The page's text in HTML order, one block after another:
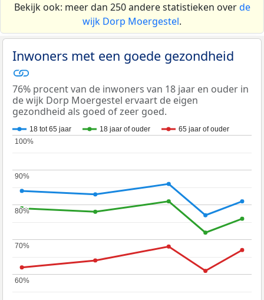
Bekijk ook: meer dan 250 andere statistieken overde
wijk Dorp Moergestel.
Inwoners met een goede gezondheid
76% procent van de inwoners van 18 jaar en ouder in
de wijk Dorp Moergestel ervaart de eigen
gezondheid als goed of zeer goed.
18 tot 65 jaar 18 jaar of ouder 65 jaar of ouder
60%
60%
70%
70%
80%
80%
90%
90%
100%
100%